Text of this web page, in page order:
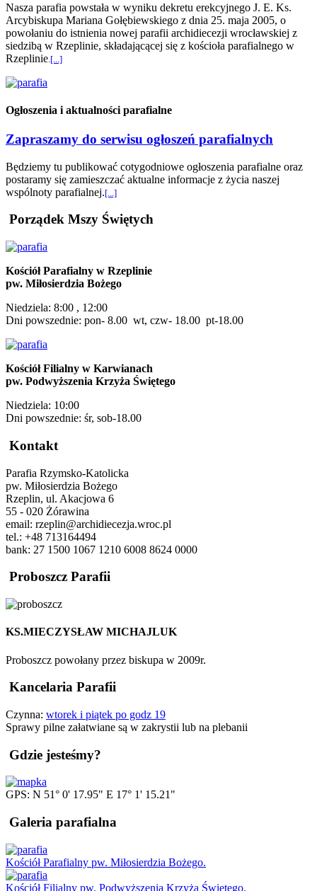
Nasza parafia powstała w wyniku dekretu erekcyjnego J. E. Ks.
Arcybiskupa Mariana Gołębiewskiego z dnia 25. maja 2005, o
powołaniu do istnienia nowej parafii archidiecezji wrocławskiej z
siedzibą w Rzeplinie, składającącej się z kościoła parafialnego w
Rzeplinie [...]
Ogłoszenia i aktualności parafialne
Zapraszamy do serwisu ogłoszeń parafialnych
Będziemy tu publikować cotygodniowe ogłoszenia parafialne oraz
postaramy się zamieszczać aktualne informacje z życia naszej
wspólnoty parafialnej.[...]
Porządek Mszy Świętych
Kościół Parafialny w Rzeplinie
pw. Miłosierdzia Bożego
Niedziela: 8:00 , 12:00
Dni powszednie: pon- 8.00 wt, czw- 18.00 pt-18.00
Kościół Filialny w Karwianach
pw. Podwyższenia Krzyża Świętego
Niedziela: 10:00
Dni powszednie: śr, sob-18.00
Kontakt
Parafia Rzymsko-Katolicka
pw. Miłosierdzia Bożego
Rzeplin, ul. Akacjowa 6
55 - 020 Żórawina
email: rzeplin@archidiecezja.wroc.pl
tel.: +48 713164494
bank: 27 1500 1067 1210 6008 8624 0000
Proboszcz Parafii
KS.MIECZYSŁAW MICHAJLUK
Proboszcz powołany przez biskupa w 2009r.
Kancelaria Parafii
Czynna: wtorek i piątek po godz 19
Sprawy pilne załatwiane są w zakrystii lub na plebanii
Gdzie jesteśmy?
GPS: N 51° 0' 17.95" E 17° 1' 15.21"
Galeria parafialna
Kościół Parafialny pw. Miłosierdzia Bożego.
Kościół Filialny pw. Podwyższenia Krzyża Świętego.